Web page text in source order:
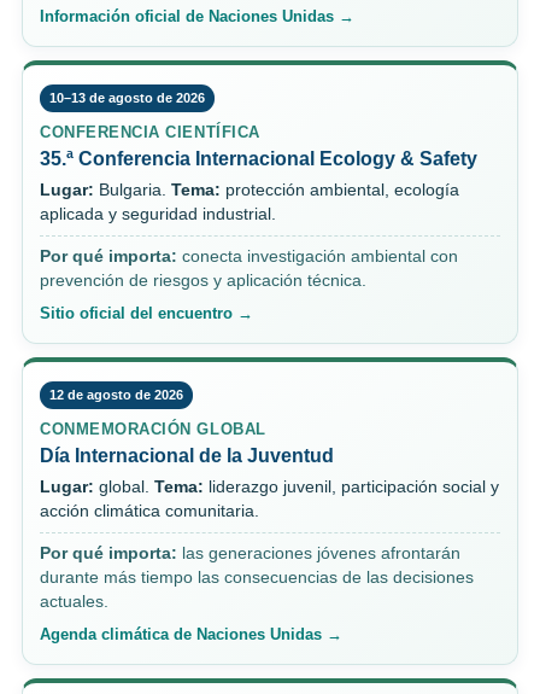
Información oficial de Naciones Unidas →
10–13 de agosto de 2026
CONFERENCIA CIENTÍFICA
35.ª Conferencia Internacional Ecology & Safety
Lugar: Bulgaria. Tema: protección ambiental, ecología
aplicada y seguridad industrial.
Por qué importa: conecta investigación ambiental con
prevención de riesgos y aplicación técnica.
Sitio oficial del encuentro →
12 de agosto de 2026
CONMEMORACIÓN GLOBAL
Día Internacional de la Juventud
Lugar: global. Tema: liderazgo juvenil, participación social y
acción climática comunitaria.
Por qué importa: las generaciones jóvenes afrontarán
durante más tiempo las consecuencias de las decisiones
actuales.
Agenda climática de Naciones Unidas →